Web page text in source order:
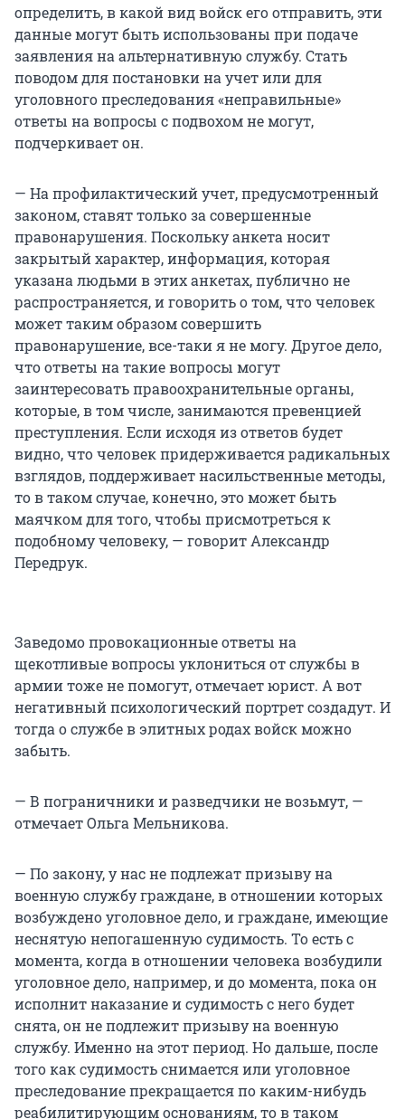
определить, в какой вид войск его отправить, эти
данные могут быть использованы при подаче
заявления на альтернативную службу. Стать
поводом для постановки на учет или для
уголовного преследования «неправильные»
ответы на вопросы с подвохом не могут,
подчеркивает он.
— На профилактический учет, предусмотренный
законом, ставят только за совершенные
правонарушения. Поскольку анкета носит
закрытый характер, информация, которая
указана людьми в этих анкетах, публично не
распространяется, и говорить о том, что человек
может таким образом совершить
правонарушение, все-таки я не могу. Другое дело,
что ответы на такие вопросы могут
заинтересовать правоохранительные органы,
которые, в том числе, занимаются превенцией
преступления. Если исходя из ответов будет
видно, что человек придерживается радикальных
взглядов, поддерживает насильственные методы,
то в таком случае, конечно, это может быть
маячком для того, чтобы присмотреться к
подобному человеку, — говорит Александр
Передрук.
Заведомо провокационные ответы на
щекотливые вопросы уклониться от службы в
армии тоже не помогут, отмечает юрист. А вот
негативный психологический портрет создадут. И
тогда о службе в элитных родах войск можно
забыть.
— В пограничники и разведчики не возьмут, —
отмечает Ольга Мельникова.
— По закону, у нас не подлежат призыву на
военную службу граждане, в отношении которых
возбуждено уголовное дело, и граждане, имеющие
неснятую непогашенную судимость. То есть с
момента, когда в отношении человека возбудили
уголовное дело, например, и до момента, пока он
исполнит наказание и судимость с него будет
снята, он не подлежит призыву на военную
службу. Именно на этот период. Но дальше, после
того как судимость снимается или уголовное
преследование прекращается по каким-нибудь
реабилитирующим основаниям, то в таком